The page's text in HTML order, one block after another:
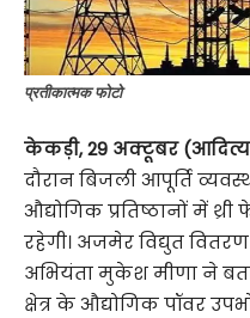
प्रतीकात्मक फोटो
केकड़ी,29 अक्टूबर
दौरान बिजली आपूर्ति
औद्योगिक प्रतिष्ठानों में
रहेगी। अजमेर विद्युत
अभियंता मुकेश मीणा ने
क्षेत्र के औद्योगिक पॉवर